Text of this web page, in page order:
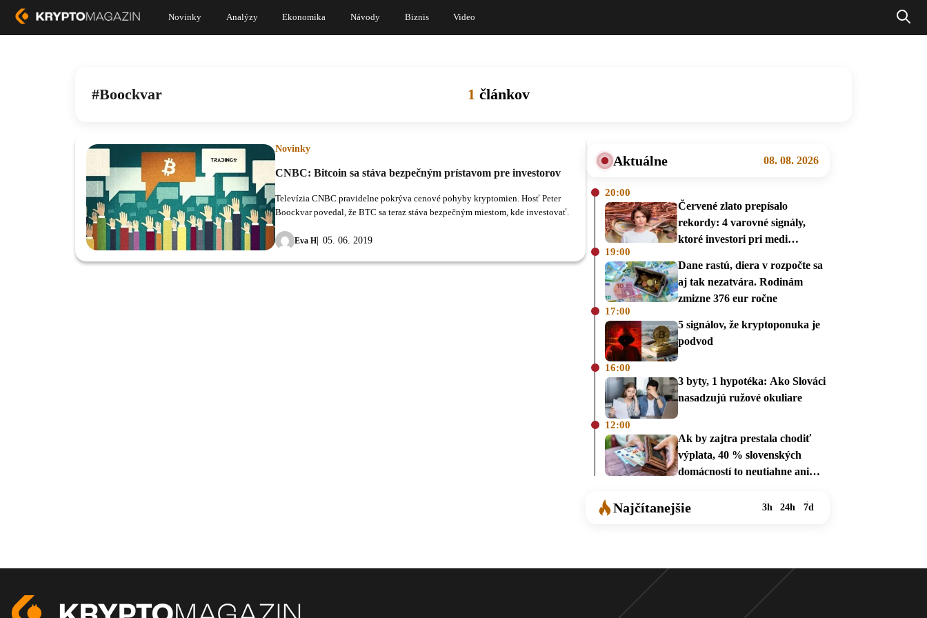
Novinky Analýzy Ekonomika Návody Biznis Video
Boockvar 1 článkov
Novinky
CNBC: Bitcoin sa stáva bezpečným prístavom pre investorov
Eva H 05. 06. 2019
Televízia CNBC pravidelne pokrýva cenové pohyby kryptomien. Hosť Peter
Boockvar povedal, že BTC sa teraz stáva bezpečným miestom, kde investovať.
Aktuálne 08. 08. 2026
20:00
Červené zlato prepísalo
rekordy: 4 varovné signály,
ktoré investori pri medi
19:00
Dane rastú, diera v rozpočte sa
aj tak nezatvára. Rodinám
zmizne 376 eur ročne
17:00
5 signálov, že kryptoponuka je
podvod
16:00
3 byty, 1 hypotéka: Ako Slováci
nasadzujú ružové okuliare
12:00
Ak by zajtra prestala chodiť
výplata, 40 % slovenských
domácností to neutiahne ani
Najčítanejšie 3h 24h 7d